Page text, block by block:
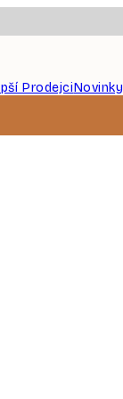
ProdejciNovinky